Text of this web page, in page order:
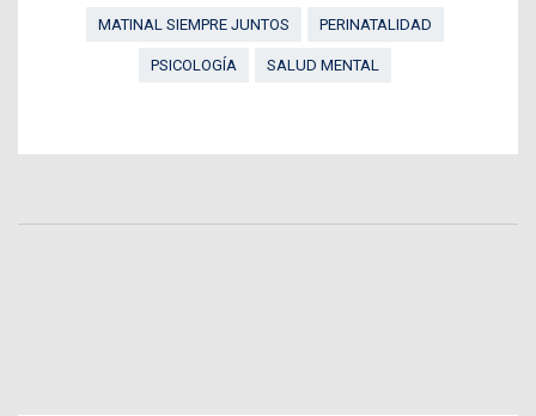
MATINAL SIEMPRE JUNTOS
PERINATALIDAD
PSICOLOGÍA SALUD MENTAL